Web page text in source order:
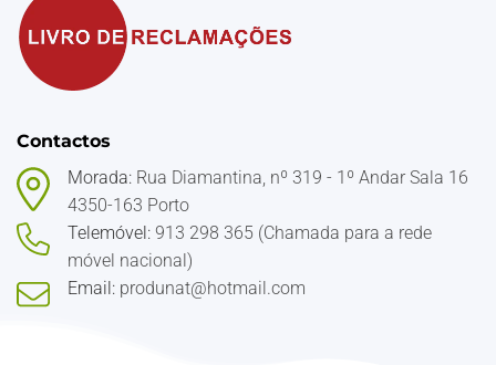
Contactos
Morada: Rua Diamantina, nº 319 - 1º Andar Sala 16
4350-163 Porto
Telemóvel: 913 298 365 (Chamada para a rede
móvel nacional)
Email: produnat@hotmail.com